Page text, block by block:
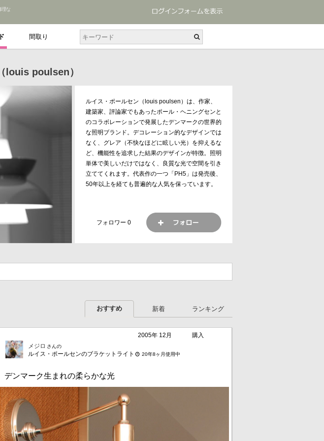
理な
間取り
louis poulsen）
ルイス・ポールセン（louis poulsen）は、作家、
建築家、評論家でもあったポール・ヘニングセンと
のコラボレーションで発展したデンマークの世界的
な照明ブランド。デコレーション的なデザインでは
なく、グレア（不快なほどに眩しい光）を抑えるな
ど、機能性を追求した結果のデザインが特徴。照明
単体で美しいだけではなく、良質な光で空間を引き
立ててくれます。代表作の一つ「PH5」は発売後、
50年以上を経ても普遍的な人気を保っています。
フォロワー 0
おすすめ 新着 ランキング
2005年 12月
購入
メジロ さんの
ルイス・ポールセンのブラケットライト 20年8ヶ月使用中
デンマーク生まれの柔らかな光